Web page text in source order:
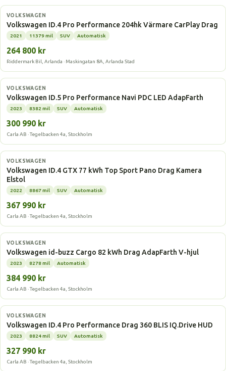
Elbil
VOLKSWAGEN
Volkswagen ID.4 Pro Performance 204hk Värmare CarPlay Drag
2021 11379 mil SUV Automatisk
264 800 kr
Riddermark Bil, Arlanda · Maskingatan 8A, Arlanda Stad
Elbil
VOLKSWAGEN
Volkswagen ID.5 Pro Performance Navi PDC LED AdapFarth
2023 8382 mil SUV Automatisk
300 990 kr
Carla AB · Tegelbacken 4a, Stockholm
Elbil
VOLKSWAGEN
Volkswagen ID.4 GTX 77 kWh Top Sport Pano Drag Kamera
Elstol
2022 8867 mil SUV Automatisk
367 990 kr
Carla AB · Tegelbacken 4a, Stockholm
Elbil
VOLKSWAGEN
Volkswagen id-buzz Cargo 82 kWh Drag AdapFarth V-hjul
2023 8278 mil Automatisk
384 990 kr
Carla AB · Tegelbacken 4a, Stockholm
Elbil
VOLKSWAGEN
Volkswagen ID.4 Pro Performance Drag 360 BLIS IQ.Drive HUD
2023 8824 mil SUV Automatisk
327 990 kr
Carla AB · Tegelbacken 4a, Stockholm